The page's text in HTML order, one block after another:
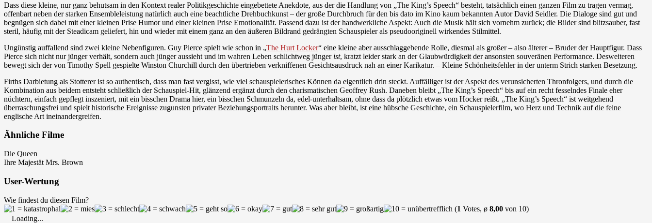
Dass diese kleine, nur ganz behutsam in den Kontext realer Politikgeschichte eingebettete Anekdote, aus der die Handlung von „The King’s Speech“ besteht, tatsächlich einen ganzen Film zu tragen vermag,
offenbart neben der starken Ensembleleistung natürlich auch eine beachtliche Drehbuchkunst – der große Durchbruch für den bis dato im Kino kaum bekannten Autor David Seidler. Die Dialoge sind gut und
begnügen sich dabei mit einer kleinen Prise Humor und einer kleinen Prise Emotionalität. Passend dazu ist der handwerkliche Aspekt: Auch die Musik hält sich vornehm zurück; die Bilder sind blitzsauber, fast
steril, häufig mit der Steadicam geliefert, hin und wieder mit einem ganz an den äußeren Bildrand gedrängten Schauspieler als pseudooriginell wirkendes Stilmittel.
Ungünstig auffallend sind zwei kleine Nebenfiguren. Guy Pierce spielt wie schon in „The Hurt Locker“ eine kleine aber ausschlaggebende Rolle, diesmal als großer – also älterer – Bruder der Hauptfigur. Dass
Pierce sich nicht nur jünger verhält, sondern auch jünger aussieht und im wahren Leben schlichtweg jünger ist, kratzt leider stark an der Glaubwürdigkeit der ansonsten souveränen Performance. Desweiteren
bewegt sich der von Timothy Spell gespielte Winston Churchill durch den übertrieben verkniffenen Gesichtsausdruck nah an einer Karikatur. – Kleine Schönheitsfehler in der unterm Strich starken Besetzung.
Firths Darbietung als Stotterer ist so authentisch, dass man fast vergisst, wie viel schauspielerisches Können da eigentlich drin steckt. Auffälliger ist der Aspekt des verunsicherten Thronfolgers, und durch die
Kombination aus beidem entsteht schließlich der Schauspiel-Hit, glänzend ergänzt durch den charismatischen Geoffrey Rush. Daneben bleibt „The King’s Speech“ bis auf ein recht fesselndes Finale eher
nüchtern, einfach gepflegt inszeniert, mit ein bisschen Drama hier, ein bisschen Schmunzeln da, edel-unterhaltsam, ohne dass da plötzlich etwas vom Hocker reißt. „The King’s Speech“ ist weitgehend
überraschungsfrei und spielt historische Ereignisse zugunsten privater Beziehungsportraits herunter. Was aber bleibt, ist eine hübsche Geschichte, ein Schauspielerfilm, wo Herz und Technik auf die feine
englische Art ineinandergreifen.
Ähnliche Filme
Die Queen
Ihre Majestät Mrs. Brown
User-Wertung
Wie findest du diesen Film?
(1 Votes, ø 8,00 von 10)
Loading...